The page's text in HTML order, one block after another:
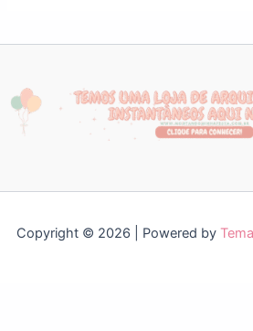
Copyright © 2026 | Powered by